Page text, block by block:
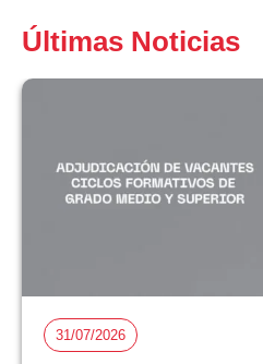
Últimas Noticias
31/07/2026